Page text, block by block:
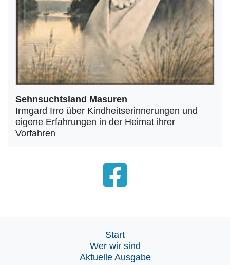
Sehnsuchtsland Masuren
Irmgard Irro über Kindheitserinnerungen und
eigene Erfahrungen in der Heimat ihrer
Vorfahren
Start
Wer wir sind
Aktuelle Ausgabe